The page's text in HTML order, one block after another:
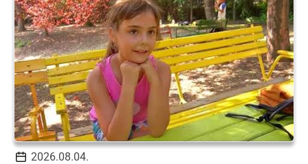
2026.08.04.